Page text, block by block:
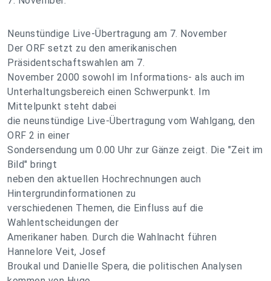
Neunstündige Live-Übertragung am 7. November
Der ORF setzt zu den amerikanischen
Präsidentschaftswahlen am 7.
November 2000 sowohl im Informations- als auch im
Unterhaltungsbereich einen Schwerpunkt. Im
Mittelpunkt steht dabei
die neunstündige Live-Übertragung vom Wahlgang, den
ORF 2 in einer
Sondersendung um 0.00 Uhr zur Gänze zeigt. Die "Zeit im
Bild" bringt
neben den aktuellen Hochrechnungen auch
Hintergrundinformationen zu
verschiedenen Themen, die Einfluss auf die
Wahlentscheidungen der
Amerikaner haben. Durch die Wahlnacht führen
Hannelore Veit, Josef
Broukal und Danielle Spera, die politischen Analysen